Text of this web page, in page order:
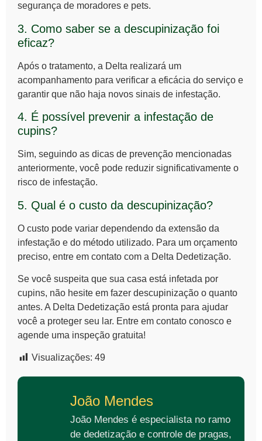
segurança de moradores e pets.
3. Como saber se a descupinização foi
eficaz?
Após o tratamento, a Delta realizará um
acompanhamento para verificar a eficácia do serviço e
garantir que não haja novos sinais de infestação.
4. É possível prevenir a infestação de
cupins?
Sim, seguindo as dicas de prevenção mencionadas
anteriormente, você pode reduzir significativamente o
risco de infestação.
5. Qual é o custo da descupinização?
O custo pode variar dependendo da extensão da
infestação e do método utilizado. Para um orçamento
preciso, entre em contato com a Delta Dedetização.
Se você suspeita que sua casa está infetada por
cupins, não hesite em fazer descupinização o quanto
antes. A Delta Dedetização está pronta para ajudar
você a proteger seu lar. Entre em contato conosco e
agende uma inspeção gratuita!
Visualizações: 49
João Mendes
João Mendes é especialista no ramo
de dedetização e controle de pragas,